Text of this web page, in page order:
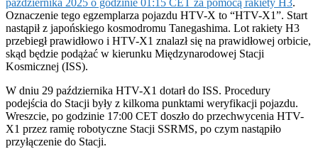
Oznaczenie tego egzemplarza pojazdu HTV-X to “HTV-X1”. Start
nastąpił z japońskiego kosmodromu Tanegashima. Lot rakiety H3
przebiegł prawidłowo i HTV-X1 znalazł się na prawidłowej orbicie,
skąd będzie podążać w kierunku Międzynarodowej Stacji
Kosmicznej (ISS).
W dniu 29 października HTV-X1 dotarł do ISS. Procedury
podejścia do Stacji były z kilkoma punktami weryfikacji pojazdu.
Wreszcie, po godzinie 17:00 CET doszło do przechwycenia HTV-
X1 przez ramię robotyczne Stacji SSRMS, po czym nastąpiło
przyłączenie do Stacji.